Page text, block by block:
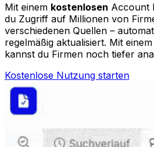
Mit einem kostenlosen Account
du Zugriff auf Millionen von
verschiedenen Quellen –
regelmäßig aktualisiert. Mit
kannst du Firmen noch tiefer
Kostenlose Nutzung starten